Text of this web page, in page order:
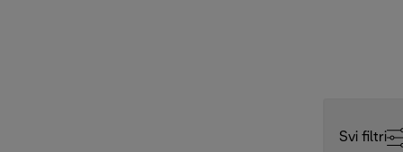
Svi filtri